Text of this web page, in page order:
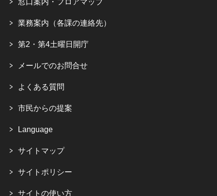
窓口案内・フロアマップ
業務案内（各課の連絡先）
第2・第4土曜日開庁
メールでのお問合せ
よくある質問
市民からの提案
Language
サイトマップ
サイトポリシー
サイトの使い方